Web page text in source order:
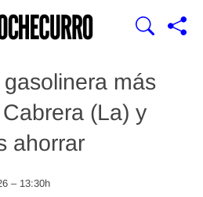
más
(La) y
ahorrar
– 13:30h